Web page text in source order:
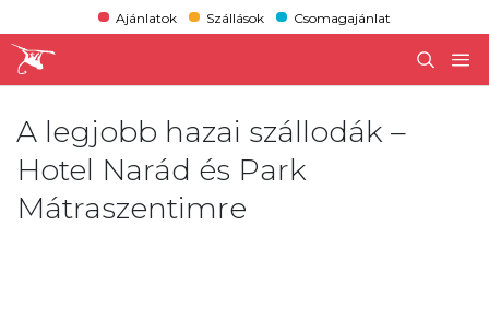
Ajánlatok Szállások Csomagajánlat
A legjobb hazai szállodák –
Hotel Narád és Park
Mátraszentimre